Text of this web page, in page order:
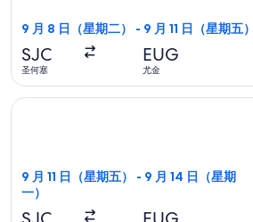
9 月 8 日（星期二） - 9 月 11 日（星期五）
SJC
圣何塞
EUG
尤金
9 月 11 日（星期五） - 9 月 14 日（星期
一）
选择美國西南航空航班，9 月 11 日（